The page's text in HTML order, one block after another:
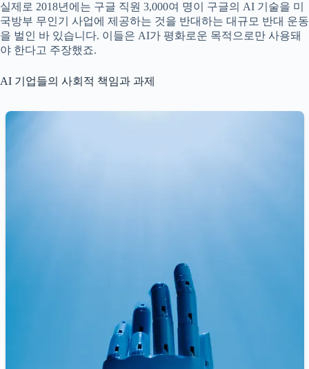
실제로 2018년에는 구글 직원 3,000여 명이 구글의 AI 기술을 미
국방부 무인기 사업에 제공하는 것을 반대하는 대규모 반대 운동
을 벌인 바 있습니다. 이들은 AI가 평화로운 목적으로만 사용돼
야 한다고 주장했죠.
AI 기업들의 사회적 책임과 과제